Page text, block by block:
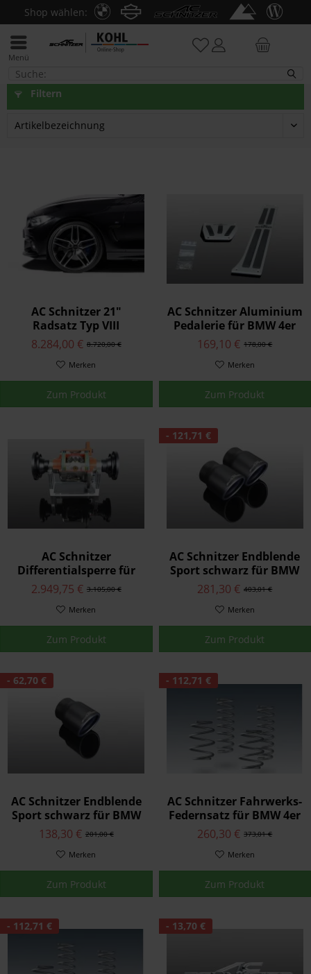
Shop wählen:
Menü
F32/F33
Filtern
AC Schnitzer 21"
Radsatz Typ VIII
geschmiedet Michelin
für BMW 4er-F32/F33
8.720,00 €
8.284,00 €
Merken
Zum Produkt
AC Schnitzer Aluminium
Pedalerie für BMW 4er
F32/F33 Automatik
178,00 €
169,10 €
Merken
Zum Produkt
AC Schnitzer
Differentialsperre für
BMW 4er F32/F33
3.105,00 €
2.949,75 €
Merken
Zum Produkt
- 121,71 €
AC Schnitzer Endblende
Sport schwarz für BMW
4er F32/F33
403,01 €
281,30 €
Merken
Zum Produkt
- 62,70 €
AC Schnitzer Endblende
Sport schwarz für BMW
4er F32/F33 420d
201,00 €
138,30 €
Merken
Zum Produkt
- 112,71 €
AC Schnitzer Fahrwerks-
Federnsatz für BMW 4er
F32 Coupé 420d xDrive
373,01 €
260,30 €
Merken
Zum Produkt
- 112,71 € - 13,70 €